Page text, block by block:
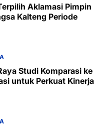
Aklamasi Pimpin
Kalteng Periode
Studi Komparasi ke
untuk Perkuat Kinerja